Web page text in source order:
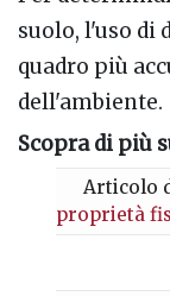
suolo, l'uso di
quadro più
dell'ambiente.
Scopra di più
Articolo
proprietà